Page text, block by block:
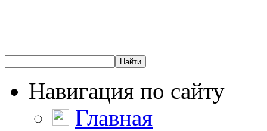
Навигация по сайту
Главная